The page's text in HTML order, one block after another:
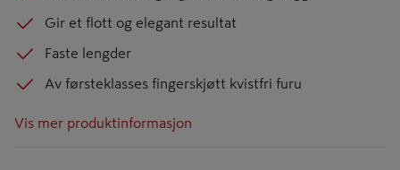
Gir et flott og elegant resultat
Faste lengder
Av førsteklasses fingerskjøtt kvistfri furu
Vis mer produktinformasjon